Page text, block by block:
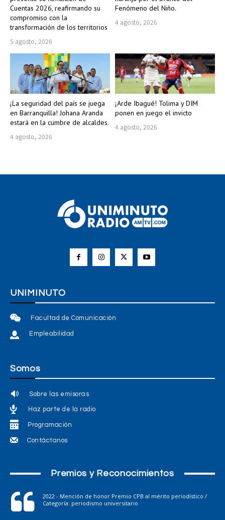
Cuentas 2026, reafirmando su
compromiso con la
transformación de los territorios
5 agosto, 2026
Fenómeno del Niño.
4 agosto, 2026
¡La seguridad del país se juega
en Barranquilla! Johana Aranda
estará en la cumbre de alcaldes.
4 agosto, 2026
¡Arde Ibagué! Tolima y DIM
ponen en juego el invicto
4 agosto, 2026
UNIMINUTO
Facultad de Comunicación
Empleabilidad
Somos
Sobre las emisoras
Haz parte de la radio
Programación
Contáctanos
Premios y Reconocimientos
2022 - Mención de honor Premio CPB al mérito periodístico /
Categoría: periodismo universitario